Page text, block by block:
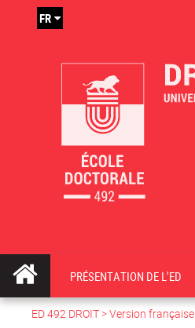
FR
PRÉSENTATION DE L'ED
ED 492 DROIT>Version française